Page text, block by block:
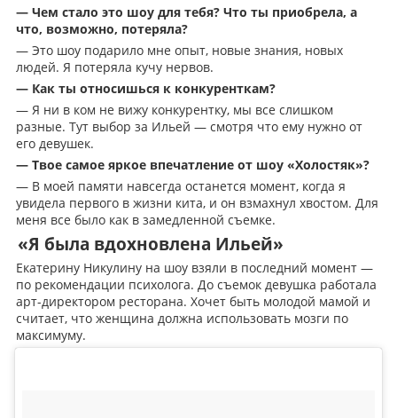
— Чем стало это шоу для тебя? Что ты приобрела, а
что, возможно, потеряла?
— Это шоу подарило мне опыт, новые знания, новых
людей. Я потеряла кучу нервов.
— Как ты относишься к конкуренткам?
— Я ни в ком не вижу конкурентку, мы все слишком
разные. Тут выбор за Ильей — смотря что ему нужно от
его девушек.
— Твое самое яркое впечатление от шоу «Холостяк»?
— В моей памяти навсегда останется момент, когда я
увидела первого в жизни кита, и он взмахнул хвостом. Для
меня все было как в замедленной съемке.
«Я была вдохновлена Ильей»
Екатерину Никулину на шоу взяли в последний момент —
по рекомендации психолога. До съемок девушка работала
арт-директором ресторана. Хочет быть молодой мамой и
считает, что женщина должна использовать мозги по
максимуму.